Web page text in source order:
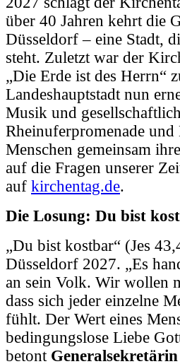
über 40 Jahren kehrt die
Düsseldorf – eine Stadt,
steht. Zuletzt war der
„Die Erde ist des Herrn“
Landeshauptstadt nun
Musik und
Rheinuferpromenade und
Menschen gemeinsam
auf die Fragen unserer
auf kirchentag.de.
Die Losung: Du bist
„Du bist kostbar“ (Jes
Düsseldorf 2027. „Es
an sein Volk. Wir wollen
dass sich jeder einzelne
fühlt. Der Wert eines
bedingungslose Liebe
betont